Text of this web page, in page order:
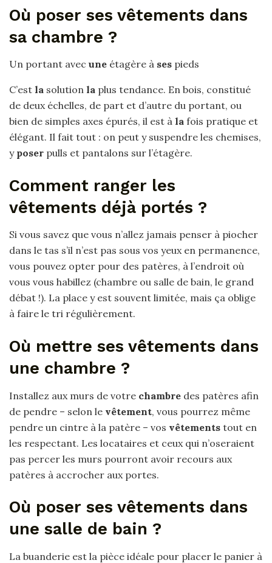
Où poser ses vêtements dans
sa chambre ?
Un portant avec une étagère à ses pieds
C’est la solution la plus tendance. En bois, constitué
de deux échelles, de part et d’autre du portant, ou
bien de simples axes épurés, il est à la fois pratique et
élégant. Il fait tout : on peut y suspendre les chemises,
y poser pulls et pantalons sur l’étagère.
Comment ranger les
vêtements déjà portés ?
Si vous savez que vous n’allez jamais penser à piocher
dans le tas s’il n’est pas sous vos yeux en permanence,
vous pouvez opter pour des patères, à l’endroit où
vous vous habillez (chambre ou salle de bain, le grand
débat !). La place y est souvent limitée, mais ça oblige
à faire le tri régulièrement.
Où mettre ses vêtements dans
une chambre ?
Installez aux murs de votre chambre des patères afin
de pendre – selon le vêtement, vous pourrez même
pendre un cintre à la patère – vos vêtements tout en
les respectant. Les locataires et ceux qui n’oseraient
pas percer les murs pourront avoir recours aux
patères à accrocher aux portes.
Où poser ses vêtements dans
une salle de bain ?
La buanderie est la pièce idéale pour placer le panier à